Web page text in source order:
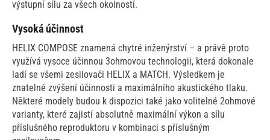
výstupní sílu za všech okolností.
Vysoká účinnost
HELIX COMPOSE znamená chytré inženýrství – a právě proto
využívá vysoce účinnou 3ohmovou technologii, která dokonale
ladí se všemi zesilovači HELIX a MATCH. Výsledkem je
znatelné zvýšení účinnosti a maximálního akustického tlaku.
Některé modely budou k dispozici také jako volitelné 2ohmové
varianty, které zajistí absolutně maximální výkon a sílu
příslušného reproduktoru v kombinaci s příslušným